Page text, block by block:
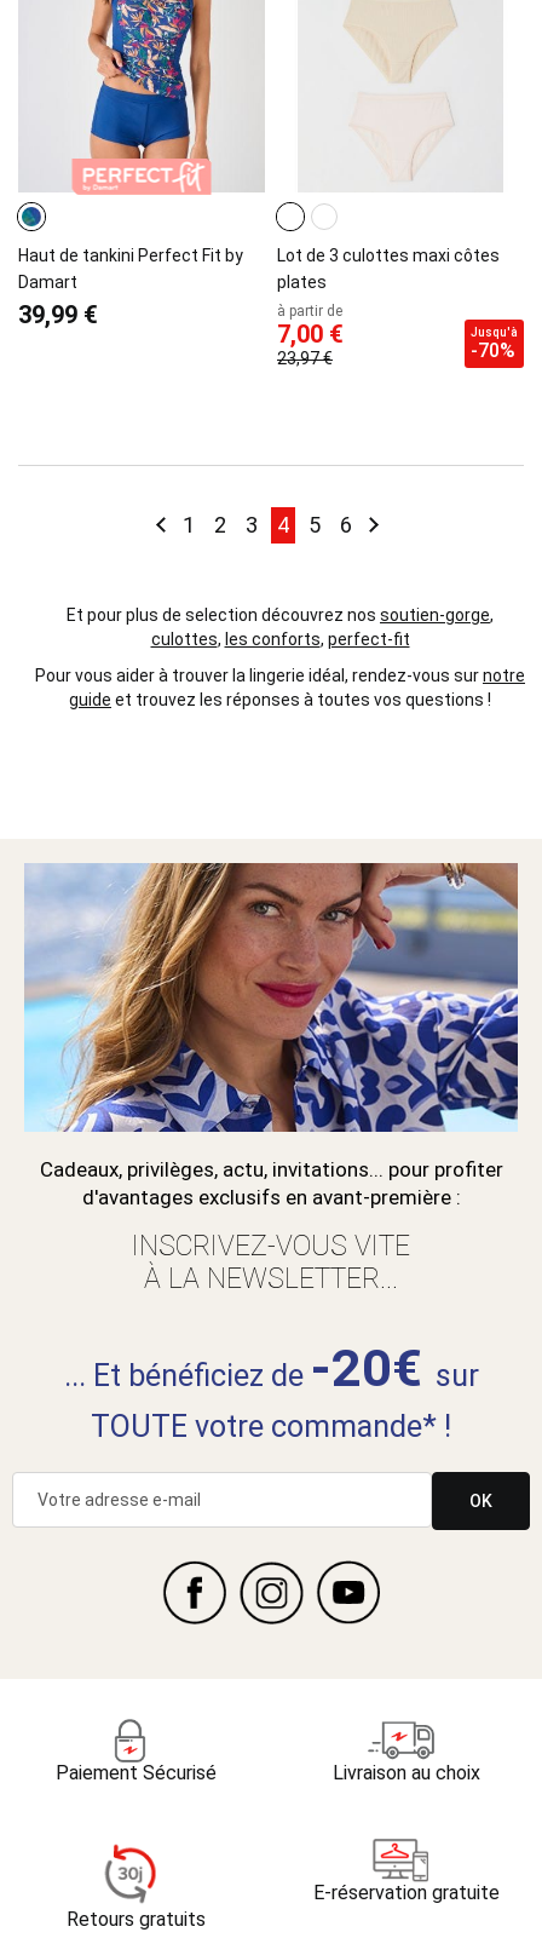
Haut de tankini Perfect Fit by
Damart
39,99 €
Lot de 3 culottes maxi côtes
plates
à partir de
7,00 €
23,97 €
Jusqu'à
-70%
PagePage
Précédent
Page
1 Page
2 Page
3 You're currently reading
4 Page
5 Page
6 Page
Suivant
Et pour plus de selection découvrez nos soutien-gorge,
culottes, les conforts, perfect-fit
Pour vous aider à trouver la lingerie idéal, rendez-vous surnotre
guide et trouvez les réponses à toutes vos questions !
Cadeaux, privilèges, actu, invitations... pour profiter
d'avantages exclusifs en avant-première :
INSCRIVEZ-VOUS VITE
À LA NEWSLETTER...
... Et bénéficiez de -20€ sur
TOUTE votre commande* !
OK
Paiement Sécurisé Livraison au choix
Retours gratuits
E-réservation gratuite